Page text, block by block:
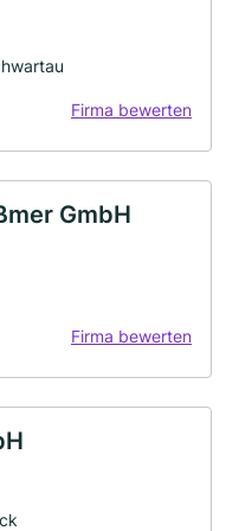
Firma bewerten
GmbH
Firma bewerten